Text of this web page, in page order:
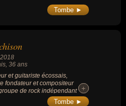
Tombe ►
2018
, 36 ans
et guitariste écossais,
fondateur et compositeur
de rock indépendant
avec qui il a enregistré 5
+
+
Tombe ►